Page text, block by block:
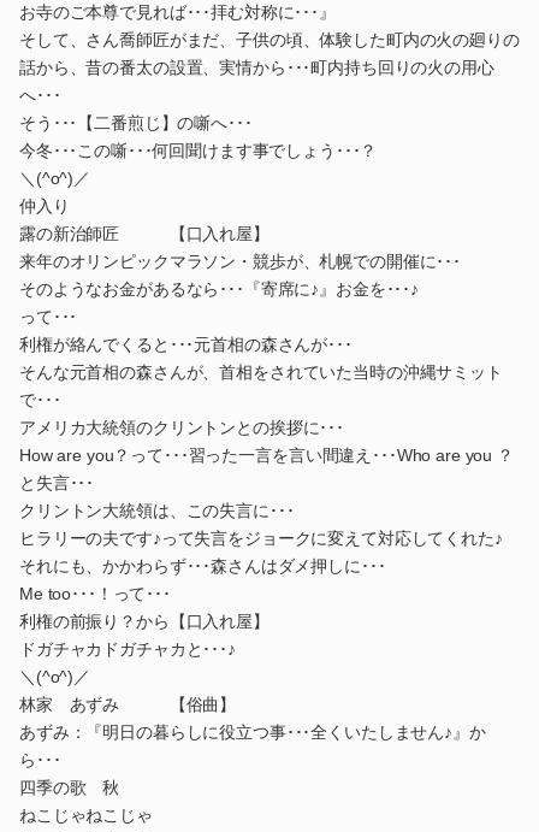
お寺のご本尊で見れば･･･拝む対称に･･･』
そして、さん喬師匠がまだ、子供の頃、体験した町内の火の廻りの
話から、昔の番太の設置、実情から･･･町内持ち回りの火の用心
へ･･･
そう･･･【二番煎じ】の噺へ･･･
今冬･･･この噺･･･何回聞けます事でしょう･･･？
＼(^o^)／
仲入り
露の新治師匠 【口入れ屋】
来年のオリンピックマラソン・競歩が、札幌での開催に･･･
そのようなお金があるなら･･･『寄席に♪』お金を･･･♪
って･･･
利権が絡んでくると･･･元首相の森さんが･･･
そんな元首相の森さんが、首相をされていた当時の沖縄サミット
で･･･
アメリカ大統領のクリントンとの挨拶に･･･
How are you？って･･･習った一言を言い間違え･･･Who are you ？
と失言･･･
クリントン大統領は、この失言に･･･
ヒラリーの夫です♪って失言をジョークに変えて対応してくれた♪
それにも、かかわらず･･･森さんはダメ押しに･･･
Me too･･･！って･･･
利権の前振り？から【口入れ屋】
ドガチャカドガチャカと･･･♪
＼(^o^)／
林家 あずみ 【俗曲】
あずみ：『明日の暮らしに役立つ事･･･全くいたしません♪』か
ら･･･
四季の歌 秋
ねこじゃねこじゃ